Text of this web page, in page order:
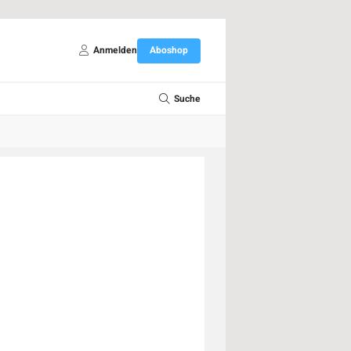
Anmelden Aboshop
Suche